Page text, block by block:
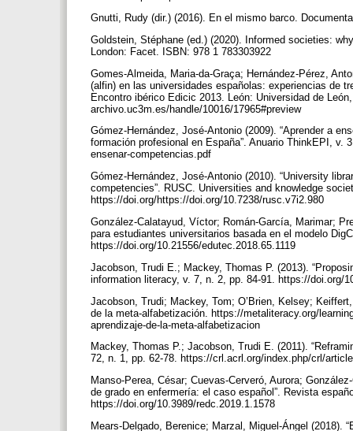
Gnutti, Rudy (dir.) (2016). En el mismo barco.
Goldstein, Stéphane (ed.) (2020). Informed societies:
London: Facet. ISBN: 978 1 783303922
Gomes-Almeida, Maria-da-Graça; Hernández-Pérez,
(alfin) en las universidades españolas: experiencias de
Encontro ibérico Edicic 2013. León: Universidad de
archivo.uc3m.es/handle/10016/17965#preview
Gómez-Hernández, José-Antonio (2009). “Aprender a
formación profesional en España”. Anuario ThinkEPI, v.
ensenar-competencias.pdf
Gómez-Hernández, José-Antonio (2010). “University
competencies”. RUSC. Universities and knowledge
https://doi.org/https://doi.org/10.7238/rusc.v7i2.980
González-Calatayud, Víctor; Román-García, Marimar;
para estudiantes universitarios basada en el modelo
https://doi.org/10.21556/edutec.2018.65.1119
Jacobson, Trudi E.; Mackey, Thomas P. (2013).
information literacy, v. 7, n. 2, pp. 84-91. https://doi.org/
Jacobson, Trudi; Mackey, Tom; O’Brien, Kelsey;
de la meta-alfabetización. https://metaliteracy.org/
aprendizaje-de-la-meta-alfabetizacion
Mackey, Thomas P.; Jacobson, Trudi E. (2011).
72, n. 1, pp. 62-78. https://crl.acrl.org/index.php/crl/
Manso-Perea, César; Cuevas-Cerveró, Aurora;
de grado en enfermería: el caso español”. Revista
https://doi.org/10.3989/redc.2019.1.1578
Mears-Delgado, Berenice; Marzal, Miguel-Ángel (2018).